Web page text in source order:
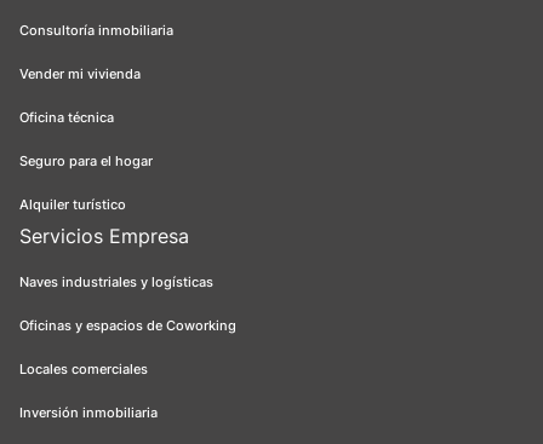
Consultoría inmobiliaria
Vender mi vivienda
Oficina técnica
Seguro para el hogar
Alquiler turístico
Servicios Empresa
Naves industriales y logísticas
Oficinas y espacios de Coworking
Locales comerciales
Inversión inmobiliaria